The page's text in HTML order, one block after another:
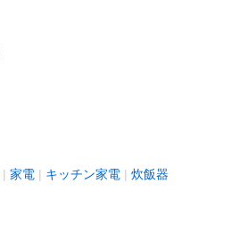
家電 キッチン家電 炊飯器